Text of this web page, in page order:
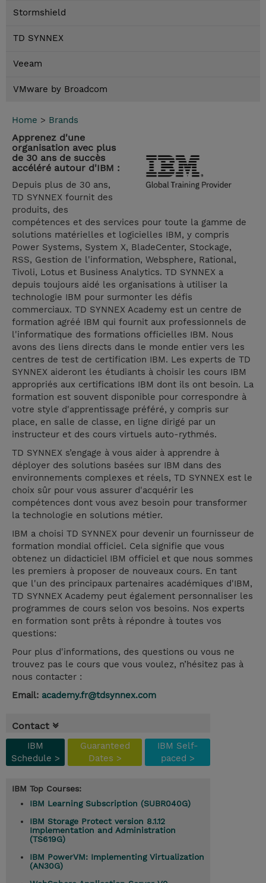
Stormshield
TD SYNNEX
Veeam
VMware by Broadcom
Home > Brands
Apprenez d'une
organisation avec plus
de 30 ans de succès
accéléré autour d'IBM :
Depuis plus de 30 ans,
TD SYNNEX fournit des
produits, des
compétences et des services pour toute la gamme de
solutions matérielles et logicielles IBM, y compris
Power Systems, System X, BladeCenter, Stockage,
RSS, Gestion de l'information, Websphere, Rational,
Tivoli, Lotus et Business Analytics. TD SYNNEX a
depuis toujours aidé les organisations à utiliser la
technologie IBM pour surmonter les défis
commerciaux. TD SYNNEX Academy est un centre de
formation agréé IBM qui fournit aux professionnels de
l'informatique des formations officielles IBM. Nous
avons des liens directs dans le monde entier vers les
centres de test de certification IBM. Les experts de TD
SYNNEX aideront les étudiants à choisir les cours IBM
appropriés aux certifications IBM dont ils ont besoin. La
formation est souvent disponible pour correspondre à
votre style d'apprentissage préféré, y compris sur
place, en salle de classe, en ligne dirigé par un
instructeur et des cours virtuels auto-rythmés.
TD SYNNEX s’engage à vous aider à apprendre à
déployer des solutions basées sur IBM dans des
environnements complexes et réels, TD SYNNEX est le
choix sûr pour vous assurer d'acquérir les
compétences dont vous avez besoin pour transformer
la technologie en solutions métier.
IBM a choisi TD SYNNEX pour devenir un fournisseur de
formation mondial officiel. Cela signifie que vous
obtenez un didacticiel IBM officiel et que nous sommes
les premiers à proposer de nouveaux cours. En tant
que l'un des principaux partenaires académiques d'IBM,
TD SYNNEX Academy peut également personnaliser les
programmes de cours selon vos besoins. Nos experts
en formation sont prêts à répondre à toutes vos
questions:
Pour plus d'informations, des questions ou vous ne
trouvez pas le cours que vous voulez, n’hésitez pas à
nous contacter :
Email: academy.fr@tdsynnex.com
Contact
IBM
Schedule >
Guaranteed
Dates >
IBM Self-
paced >
IBM Top Courses:
IBM Learning Subscription (SUBR040G)
IBM Storage Protect version 8.1.12
Implementation and Administration
(TS619G)
IBM PowerVM: Implementing Virtualization
(AN30G)